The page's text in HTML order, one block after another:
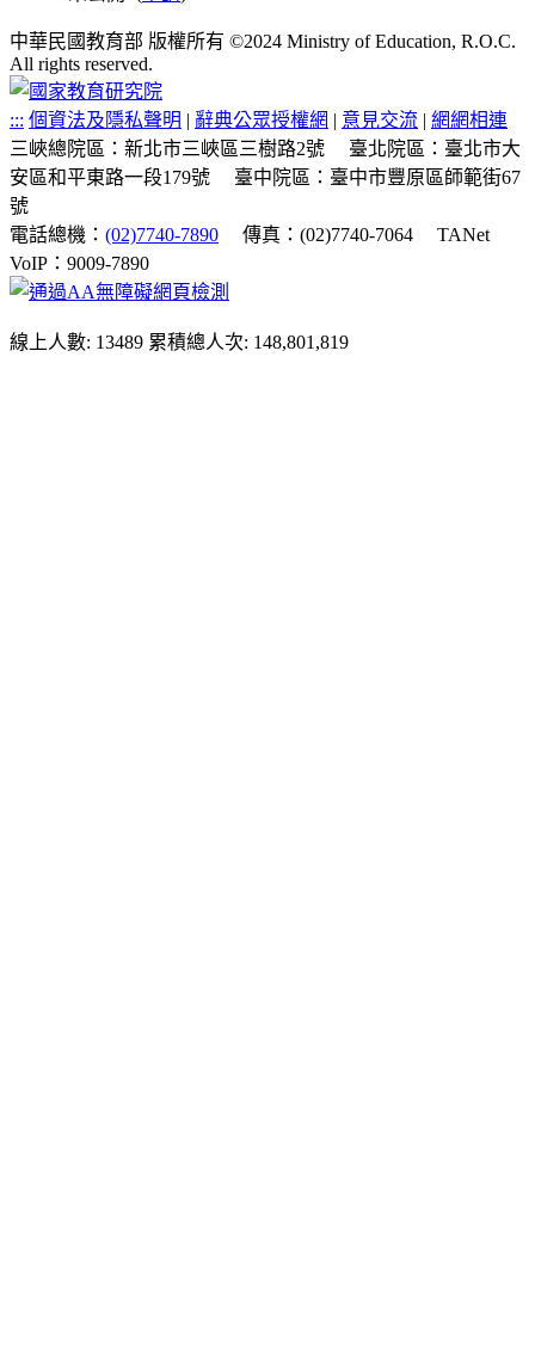
中華民國教育部 版權所有 ©2024 Ministry of Education, R.O.C.
All rights reserved.
::: 個資法及隱私聲明 | 辭典公眾授權網 | 意見交流 | 網網相連
三峽總院區：新北市三峽區三樹路2號
臺北院區：臺北市大
安區和平東路一段179號
臺中院區：臺中市豐原區師範街67
號
電話總機： (02)7740-7890 傳真：(02)7740-7064
TANet
VoIP：9009-7890
線上人數: 13489 累積總人次: 148,801,819